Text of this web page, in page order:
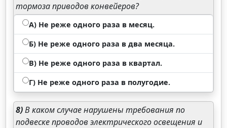
тормоза приводов конвейеров?
А) Не реже одного раза в месяц.
Б) Не реже одного раза в два месяца.
В) Не реже одного раза в квартал.
Г) Не реже одного раза в полугодие.
8)В каком случае нарушены требования по
подвеске проводов электрического освещения и